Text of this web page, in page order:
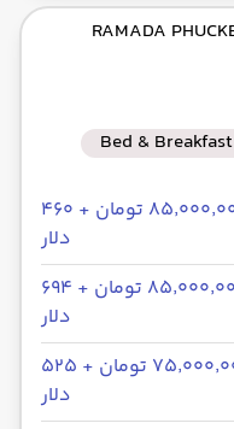
| RAMADA
Bed & Breakfast
۸۵٬۰۰۰٬۰۰۰ تومان + ۴۶۰
دلار
۸۵٬۰۰۰٬۰۰۰ تومان + ۶۹۴
دلار
۷۵٬۰۰۰٬۰۰۰ تومان + ۵۲۵
دلار